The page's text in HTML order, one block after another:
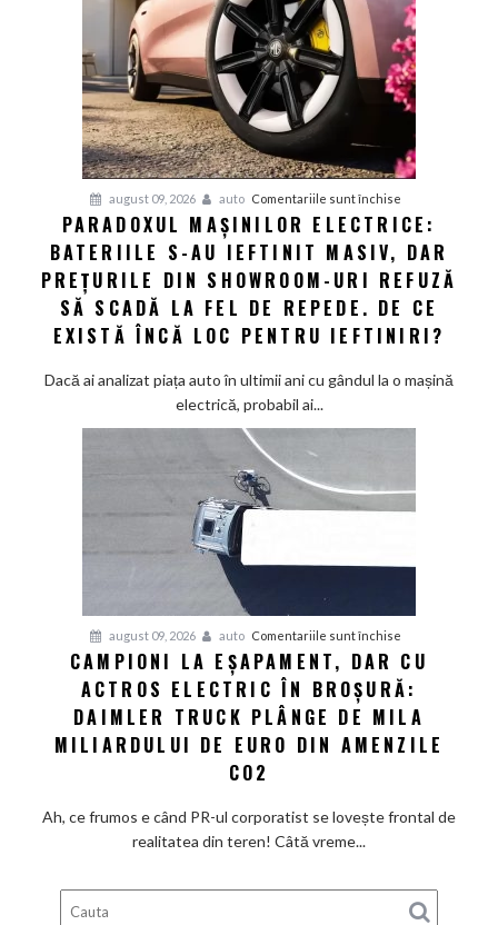
a
obligat
concurența
din
Asia
giganții
VW
să
schimbe
foaia
august 09, 2026 auto Comentariile sunt închise
Paradoxul
mașinilor
electrice:
au
masiv,
showroom-
uri
să
la
de
repede.
De
ce
PARADOXUL MAȘINILOR ELECTRICE:
BATERIILE S-AU IEFTINIT MASIV, DAR
PREȚURILE DIN SHOWROOM-URI REFUZĂ
SĂ SCADĂ LA FEL DE REPEDE. DE CE
EXISTĂ ÎNCĂ LOC PENTRU IEFTINIRI?
Dacă ai analizat piața auto în ultimii ani cu gândul la o mașină
electrică, probabil ai...
august 09, 2026 auto Comentariile sunt închise
Campioni
la
eșapament,
cu
Truck
CAMPIONI LA EȘAPAMENT, DAR CU
ACTROS ELECTRIC ÎN BROȘURĂ:
DAIMLER TRUCK PLÂNGE DE MILA
MILIARDULUI DE EURO DIN AMENZILE
CO2
Ah, ce frumos e când PR-ul corporatist se lovește frontal de
realitatea din teren! Câtă vreme...